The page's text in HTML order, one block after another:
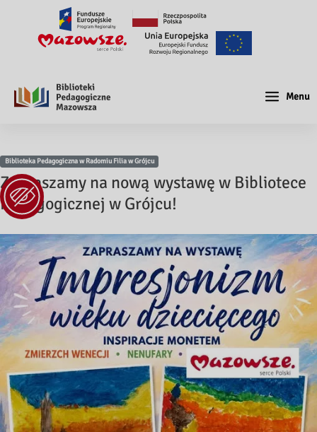
Menu
Biblioteka Pedagogiczna w Radomiu Filia w Grójcu
Zapraszamy na nową wystawę w Bibliotece
Pedagogicznej w Grójcu!